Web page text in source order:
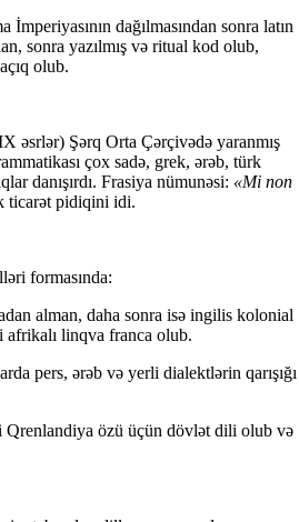
dağılmasından sonra latın
sonra yazılmış və ritual kod olub,
olub.
Şərq Orta Çərçivədə yaranmış
çox sadə, grek, ərəb, türk
danışırdı. Frasiya nümunəsi: «Mi non
ticarət pidiqini idi.
formasında:
alman, daha sonra isə ingilis kolonial
afrikalı linqva franca olub.
pers, ərəb və yerli dialektlərin qarışığı
Qrenlandiya özü üçün dövlət dili olub və